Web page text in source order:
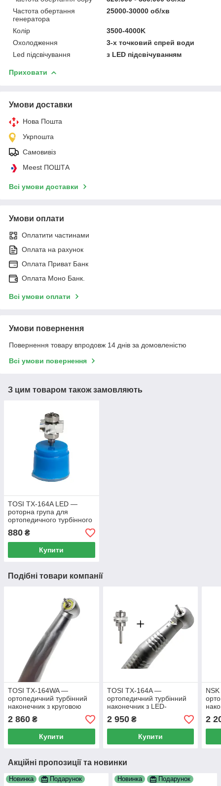
Частота обертання
генератора
25000-30000 об/хв
Колір
3500-4000K
Охолодження
3-х точковий спрей води
Led підсвічування
з LED підсвічуванням
Приховати
Умови доставки
Нова Пошта
Укрпошта
Самовивіз
Meest ПОШТА
Всі умови доставки
Умови оплати
Оплатити частинами
Оплата на рахунок
Оплата Приват Банк
Оплата Моно Банк.
Всі умови оплати
Умови повернення
Повернення товару впродовж 14 днів за домовленістю
Всі умови повернення
З цим товаром також замовляють
TOSI TX-164A LED —
роторна група для
ортопедичного турбінного
наконечника
880 ₴
Купити
Подібні товари компанії
TOSI TX-164WA —
ортопедичний турбінний
наконечник з круговою
точковий спрей, М4
2 860 ₴
Купити
TOSI TX-164A —
ортопедичний турбінний
наконечник з LED-
підсвіткою, з додатковою
роторною групою, М4
2 950₴
Купити
2
Акційні пропозиції та новинки
Новинка Подарунок Новинка Подарунок